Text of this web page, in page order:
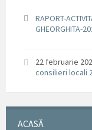
RAPORT-
GHEORGHITA-
22 februarie
consilieri locali
ACASĂ